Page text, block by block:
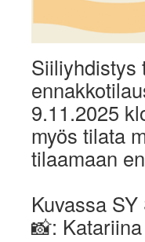
Siiliyhdistys
9.11.2025
myös tilata
tilaamaan
Kuvassa
📸: